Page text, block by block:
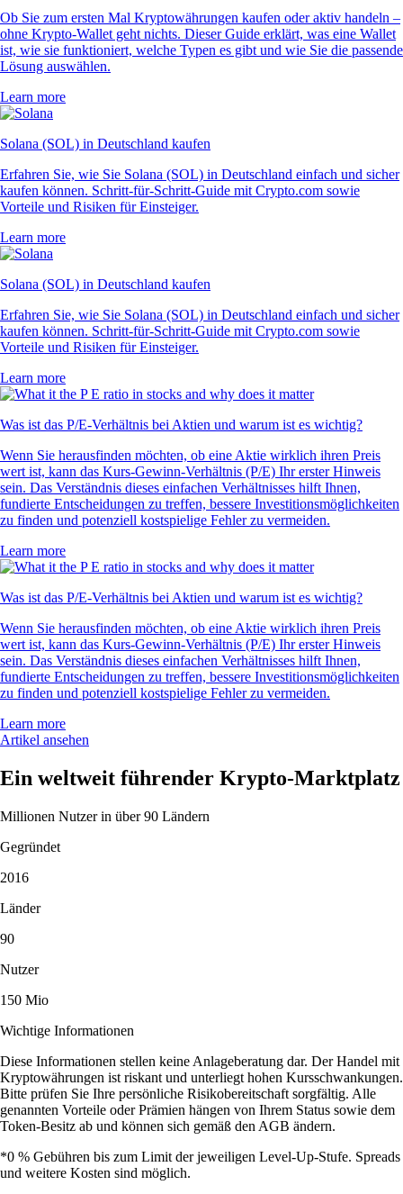
Ob Sie zum ersten Mal Kryptowährungen kaufen oder aktiv handeln –
ohne Krypto-Wallet geht nichts. Dieser Guide erklärt, was eine Wallet
ist, wie sie funktioniert, welche Typen es gibt und wie Sie die passende
Lösung auswählen.
Learn more
Solana (SOL) in Deutschland kaufen
Erfahren Sie, wie Sie Solana (SOL) in Deutschland einfach und sicher
kaufen können. Schritt-für-Schritt-Guide mit Crypto.com sowie
Vorteile und Risiken für Einsteiger.
Learn more
Solana (SOL) in Deutschland kaufen
Erfahren Sie, wie Sie Solana (SOL) in Deutschland einfach und sicher
kaufen können. Schritt-für-Schritt-Guide mit Crypto.com sowie
Vorteile und Risiken für Einsteiger.
Learn more
Was ist das P/E-Verhältnis bei Aktien und warum ist es wichtig?
Wenn Sie herausfinden möchten, ob eine Aktie wirklich ihren Preis
wert ist, kann das Kurs-Gewinn-Verhältnis (P/E) Ihr erster Hinweis
sein. Das Verständnis dieses einfachen Verhältnisses hilft Ihnen,
fundierte Entscheidungen zu treffen, bessere Investitionsmöglichkeiten
zu finden und potenziell kostspielige Fehler zu vermeiden.
Learn more
Was ist das P/E-Verhältnis bei Aktien und warum ist es wichtig?
Wenn Sie herausfinden möchten, ob eine Aktie wirklich ihren Preis
wert ist, kann das Kurs-Gewinn-Verhältnis (P/E) Ihr erster Hinweis
sein. Das Verständnis dieses einfachen Verhältnisses hilft Ihnen,
fundierte Entscheidungen zu treffen, bessere Investitionsmöglichkeiten
zu finden und potenziell kostspielige Fehler zu vermeiden.
Learn more
Artikel ansehen
Ein weltweit führender Krypto-Marktplatz
Millionen Nutzer in über 90 Ländern
Gegründet
2016
Länder
90
Nutzer
150 Mio
Wichtige Informationen
Diese Informationen stellen keine Anlageberatung dar. Der Handel mit
Kryptowährungen ist riskant und unterliegt hohen Kursschwankungen.
Bitte prüfen Sie Ihre persönliche Risikobereitschaft sorgfältig. Alle
genannten Vorteile oder Prämien hängen von Ihrem Status sowie dem
Token-Besitz ab und können sich gemäß den AGB ändern.
*0 % Gebühren bis zum Limit der jeweiligen Level-Up-Stufe. Spreads
und weitere Kosten sind möglich.